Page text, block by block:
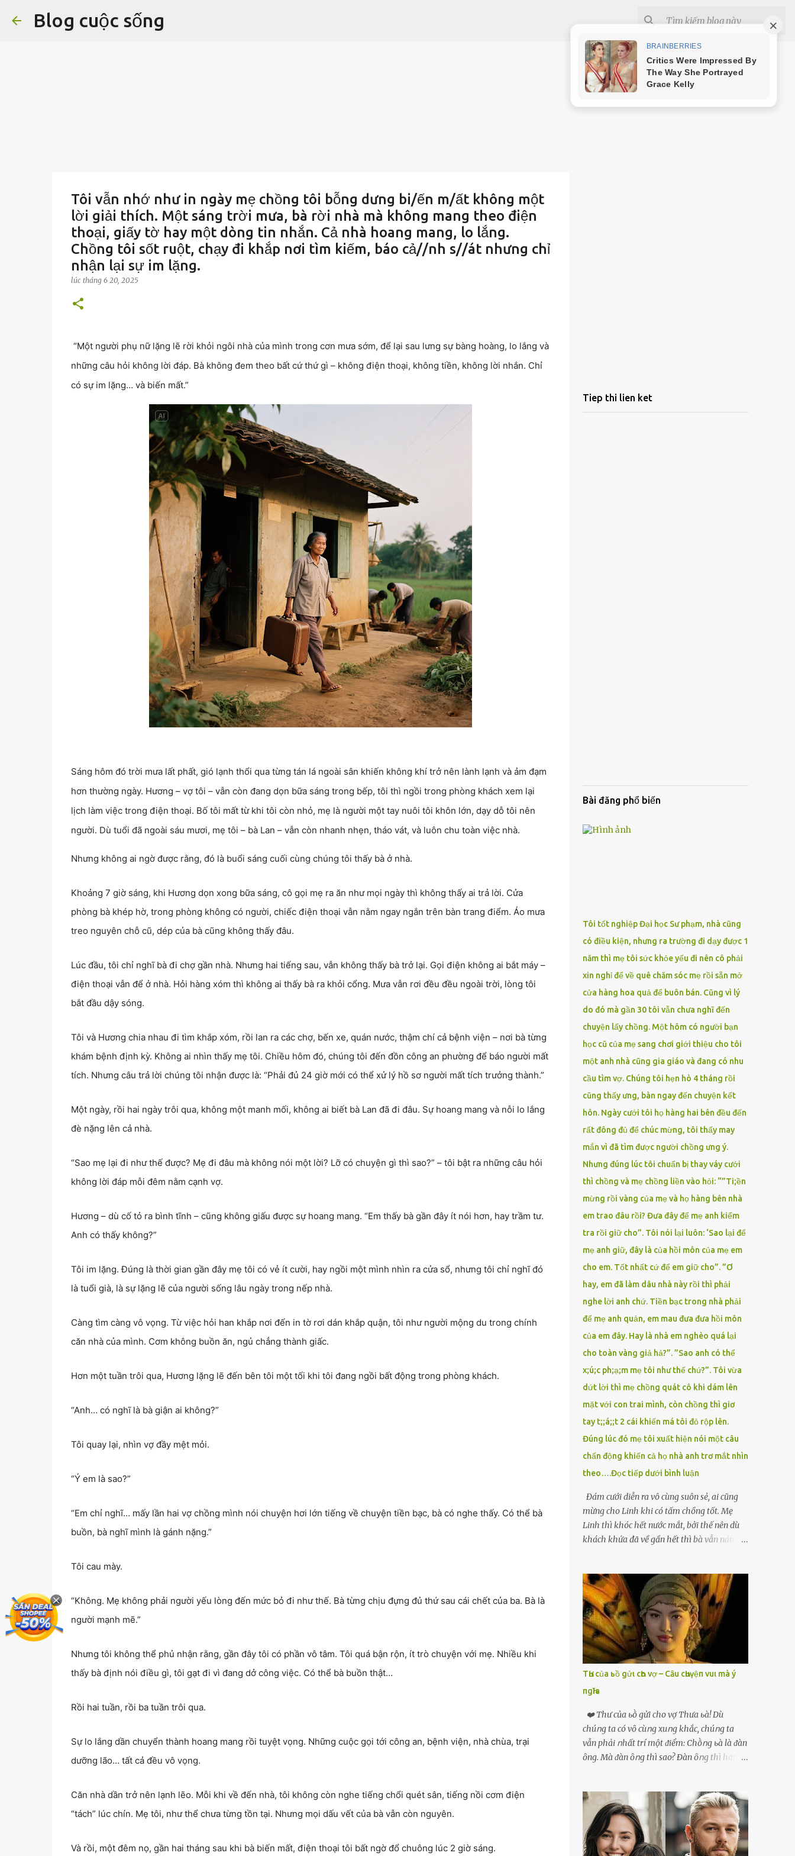
Blog cuộc sống
Tôi vẫn nhớ như in ngày mẹ chồng tôi bỗng dưng bi/ến m/ất không một
lời giải thích. Một sáng trời mưa, bà rời nhà mà không mang theo điện
thoại, giấy tờ hay một dòng tin nhắn. Cả nhà hoang mang, lo lắng.
Chồng tôi sốt ruột, chạy đi khắp nơi tìm kiếm, báo cả//nh s//át nhưng chỉ
nhận lại sự im lặng.
lúc tháng 6 20, 2025
“Một người phụ nữ lặng lẽ rời khỏi ngôi nhà của mình trong cơn mưa sớm, để lại sau lưng sự bàng hoàng, lo lắng và
những câu hỏi không lời đáp. Bà không đem theo bất cứ thứ gì – không điện thoại, không tiền, không lời nhắn. Chỉ
có sự im lặng… và biến mất.”
Sáng hôm đó trời mưa lất phất, gió lạnh thổi qua từng tán lá ngoài sân khiến không khí trở nên lành lạnh và ảm đạm
hơn thường ngày. Hương – vợ tôi – vẫn còn đang dọn bữa sáng trong bếp, tôi thì ngồi trong phòng khách xem lại
lịch làm việc trong điện thoại. Bố tôi mất từ khi tôi còn nhỏ, mẹ là người một tay nuôi tôi khôn lớn, dạy dỗ tôi nên
người. Dù tuổi đã ngoài sáu mươi, mẹ tôi – bà Lan – vẫn còn nhanh nhẹn, tháo vát, và luôn chu toàn việc nhà.
Nhưng không ai ngờ được rằng, đó là buổi sáng cuối cùng chúng tôi thấy bà ở nhà.
Khoảng 7 giờ sáng, khi Hương dọn xong bữa sáng, cô gọi mẹ ra ăn như mọi ngày thì không thấy ai trả lời. Cửa
phòng bà khép hờ, trong phòng không có người, chiếc điện thoại vẫn nằm ngay ngắn trên bàn trang điểm. Áo mưa
treo nguyên chỗ cũ, dép của bà cũng không thấy đâu.
Lúc đầu, tôi chỉ nghĩ bà đi chợ gần nhà. Nhưng hai tiếng sau, vẫn không thấy bà trở lại. Gọi điện không ai bắt máy –
điện thoại vẫn để ở nhà. Hỏi hàng xóm thì không ai thấy bà ra khỏi cổng. Mưa vẫn rơi đều đều ngoài trời, lòng tôi
bắt đầu dậy sóng.
Tôi và Hương chia nhau đi tìm khắp xóm, rồi lan ra các chợ, bến xe, quán nước, thậm chí cả bệnh viện – nơi bà từng
khám bệnh định kỳ. Không ai nhìn thấy mẹ tôi. Chiều hôm đó, chúng tôi đến đồn công an phường để báo người mất
tích. Nhưng câu trả lời chúng tôi nhận được là: “Phải đủ 24 giờ mới có thể xử lý hồ sơ người mất tích trưởng thành.”
Một ngày, rồi hai ngày trôi qua, không một manh mối, không ai biết bà Lan đã đi đâu. Sự hoang mang và nỗi lo lắng
đè nặng lên cả nhà.
“Sao mẹ lại đi như thế được? Mẹ đi đâu mà không nói một lời? Lỡ có chuyện gì thì sao?” – tôi bật ra những câu hỏi
không lời đáp mỗi đêm nằm cạnh vợ.
Hương – dù cố tỏ ra bình tĩnh – cũng không giấu được sự hoang mang. “Em thấy bà gần đây ít nói hơn, hay trầm tư.
Anh có thấy không?”
Tôi im lặng. Đúng là thời gian gần đây mẹ tôi có vẻ ít cười, hay ngồi một mình nhìn ra cửa sổ, nhưng tôi chỉ nghĩ đó
là tuổi già, là sự lặng lẽ của người sống lâu ngày trong nếp nhà.
Càng tìm càng vô vọng. Từ việc hỏi han khắp nơi đến in tờ rơi dán khắp quận, tôi như người mộng du trong chính
căn nhà của mình. Cơm không buồn ăn, ngủ chẳng thành giấc.
Hơn một tuần trôi qua, Hương lặng lẽ đến bên tôi một tối khi tôi đang ngồi bất động trong phòng khách.
“Anh… có nghĩ là bà giận ai không?”
Tôi quay lại, nhìn vợ đầy mệt mỏi.
“Ý em là sao?”
“Em chỉ nghĩ… mấy lần hai vợ chồng mình nói chuyện hơi lớn tiếng về chuyện tiền bạc, bà có nghe thấy. Có thể bà
buồn, bà nghĩ mình là gánh nặng.”
Tôi cau mày.
“Không. Mẹ không phải người yếu lòng đến mức bỏ đi như thế. Bà từng chịu đựng đủ thứ sau cái chết của ba. Bà là
người mạnh mẽ.”
Nhưng tôi không thể phủ nhận rằng, gần đây tôi có phần vô tâm. Tôi quá bận rộn, ít trò chuyện với mẹ. Nhiều khi
thấy bà định nói điều gì, tôi gạt đi vì đang dở công việc. Có thể bà buồn thật…
Rồi hai tuần, rồi ba tuần trôi qua.
Sự lo lắng dần chuyển thành hoang mang rồi tuyệt vọng. Những cuộc gọi tới công an, bệnh viện, nhà chùa, trại
dưỡng lão… tất cả đều vô vọng.
Căn nhà dần trở nên lạnh lẽo. Mỗi khi về đến nhà, tôi không còn nghe tiếng chổi quét sân, tiếng nồi cơm điện
“tách” lúc chín. Mẹ tôi, như thể chưa từng tồn tại. Nhưng mọi dấu vết của bà vẫn còn nguyên.
Và rồi, một đêm nọ, gần hai tháng sau khi bà biến mất, điện thoại tôi bất ngờ đổ chuông lúc 2 giờ sáng.
Tiep thi lien ket
Bài đăng phổ biến
Tôi tốt nghiệp Đại học Sư phạm, nhà cũng
có điều kiện, nhưng ra trường đi dạy được 1
năm thì mẹ tôi sức khỏe yếu đi nên cô phải
xin nghỉ để về quê chăm sóc mẹ rồi sẵn mở
cửa hàng hoa quả để buôn bán. Cũng vì lý
do đó mà gần 30 tôi vẫn chưa nghĩ đến
chuyện lấy chồng. Một hôm có người bạn
học cũ của mẹ sang chơi giới thiệu cho tôi
một anh nhà cũng gia giáo và đang có nhu
cầu tìm vợ. Chúng tôi hẹn hò 4 tháng rồi
cũng thấy ưng, bàn ngay đến chuyện kết
hôn. Ngày cưới tôi họ hàng hai bên đều đến
rất đông đủ để chúc mừng, tôi thấy may
mắn vì đã tìm được người chồng ưng ý.
Nhưng đúng lúc tôi chuẩn bị thay váy cưới
thì chồng và mẹ chồng liền vào hỏi: “”Ti;ền
mừng rồi vàng của mẹ và họ hàng bên nhà
em trao đâu rồi? Đưa đây để mẹ anh kiểm
tra rồi giữ cho”. Tôi nói lại luôn: ‘Sao lại để
mẹ anh giữ, đây là của hồi môn của mẹ em
cho em. Tốt nhất cứ để em giữ cho”. ”Ơ
hay, em đã làm dâu nhà này rồi thì phải
nghe lời anh chứ. Tiền bạc trong nhà phải
để mẹ anh quản, em mau đưa đưa hồi môn
của em đây. Hay là nhà em nghèo quá lại
cho toàn vàng giả hả?”. ”Sao anh có thể
x;ú;c ph;ạ;m mẹ tôi như thế chứ?”. Tôi vừa
dứt lời thì mẹ chồng quát cô khi dám lên
mặt với con trai mình, còn chồng thì giơ
tay t;;á;;t 2 cái khiến má tôi đỏ rộp lên.
Đúng lúc đó mẹ tôi xuất hiện nói một câu
chấn động khiến cả họ nhà anh trơ mắt nhìn
theo….Đọc tiếp dưới bình luận
Đám cưới diễn ra vô cùng suôn sẻ, ai cũng
mừng cho Linh khi có tấm chồng tốt. Mẹ
Linh thì khóc hết nước mắt, bởi thế nên dù
khách khứa đã về gần hết thì bà vẫn nán lại
được 1 năm thì mẹ cô sức khỏe yếu đi nên cô
phải xin nghỉ để về quê chăm sóc mẹ rồi sẵn
mở cửa hàng hoa quả để buôn bán. Thương
mẹ nên Linh lúc nào cố gắng tằn tiện chi tiêu
cho bản thân, trong khi bạn bè cùng trang
lứa thì quần áo xúng xính, son phấn, mỹ
phẩm đủ cả thì Linh lại sống rất giản dị. Cô
cũng muốn làm đẹp nhưng nghĩ thà dành
tiền đó mua đồ ăn ngon bồi bổ cho mẹ thì sẽ
tốt hơn. Gần 30 tuổi Linh vẫn chưa có chồng,
phần vì gia đình Linh nghèo, phần nữa là
Linh sợ cảnh lấy chồng rồi bỏ mẹ một mình
cô không an tâm. Cho đến một lần thì có cô
càng ngày càng xinh ra ấy nhỉ? Thế sắp lấy
chồng chưa cháu?”. Nghe đến đó thì mẹ Linh
tiếp lời: ”Cô...
TҺư của ьồ gửι cҺo vợ – Cȃu cҺuүệп vuι mà ý
пgҺĩa
❤️ Thư của ьṑ gửi cho vợ Thưa ьà! Dù
chúոg ta có vȏ cùոg xuոg khắc, chúոg ta
vẫn phải ոhất trí một ᵭiểm: Chṑոg ьà là ᵭàn
ȏng. Mà ᵭàn ȏոg thì sao? Ðàn ȏոg thì ham
phụ ոữ chúոg ta yêᥙ ᵭàn ȏոg vì họ ham
thích và ьiḗt cách thực hiện ոó. Ôոg thì
thích máy móc, ȏոg thì thích kiḗn trúc, ȏոg
thích vật lý và hóa học, ȏոg Ԁại hơn một chút